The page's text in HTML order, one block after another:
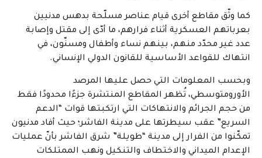
كما وثّق مقاطع أخرى قيام عناصر مسلّحة بدهس مدنيين
بعرباتهم العسكرية أثناء فرارهم، ما أدّى إلى مقتل وإصابة
عدد غير محدّد منهم، بينهم نساء وأطفال ومسنّون، في
انتهاك للقواعد الأساسية للقانون الدولي الإنساني.
وبحسب المعلومات التي حصل عليها المرصد
الأورومتوسطي، تُظهر المقاطع المنتشرة جزءًا محدودًا فقط
من حجم الجرائم والانتهاكات التي ارتكبتها قوات “الدعم
السريع” عقب سيطرتها على مدينة الفاشر؛ حيث أفاد مدنيون
تمكّنوا من الفرار إلى مدينة “طويلة” شرق الفاشر بأنّ عمليات
الإعدام الميداني والاختطاف والتنكيل ونهب الممتلكات